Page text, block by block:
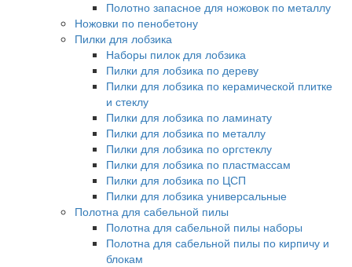
Полотно запасное для ножовок по металлу
Ножовки по пенобетону
Пилки для лобзика
Наборы пилок для лобзика
Пилки для лобзика по дереву
Пилки для лобзика по керамической плитке
и стеклу
Пилки для лобзика по ламинату
Пилки для лобзика по металлу
Пилки для лобзика по оргстеклу
Пилки для лобзика по пластмассам
Пилки для лобзика по ЦСП
Пилки для лобзика универсальные
Полотна для сабельной пилы
Полотна для сабельной пилы наборы
Полотна для сабельной пилы по кирпичу и
блокам